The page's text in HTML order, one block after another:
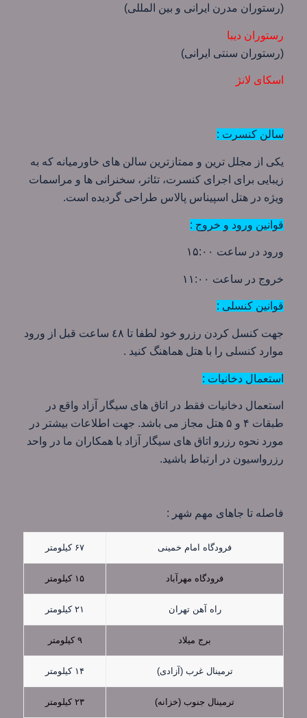
(رستوران مدرن ایرانی و بین المللی)
رستوران دیبا
(رستوران سنتی ایرانی)
اسکای لانژ
سالن کنسرت :
یکی از مجلل ترین و ممتازترین سالن های خاورمیانه که به
زیبایی برای اجرای کنسرت، تئاتر، سخنرانی ها و مراسمات
ویژه در هتل اسپیناس پالاس طراحی گردیده است.
قوانین ورود و خروج :
ورود در ساعت ١۵:٠٠
خروج در ساعت ١۱:٠٠
قوانین کنسلی :
جهت کنسل کردن رزرو خود لطفا تا ٤٨ ساعت قبل از ورود
موارد کنسلی را با هتل هماهنگ کنید .
استعمال دخانیات :
استعمال دخانیات فقط در اتاق های سیگار آزاد واقع در
طبقات ۴ و ۵ هتل مجاز می باشد. جهت اطلاعات بیشتر در
مورد نحوه رزرو اتاق های سیگار آزاد با همکاران ما در واحد
رزرواسیون در ارتباط باشید.
فاصله تا جاهای مهم شهر :
فرودگاه امام خمینی ۶۷ کیلومتر
فرودگاه مهرآباد ۱۵ کیلومتر
راه آهن تهران ۲۱ کیلومتر
برج میلاد ۹ کیلومتر
ترمینال غرب (آزادی) ۱۴ کیلومتر
ترمینال جنوب (خزانه) ۲۳ کیلومتر